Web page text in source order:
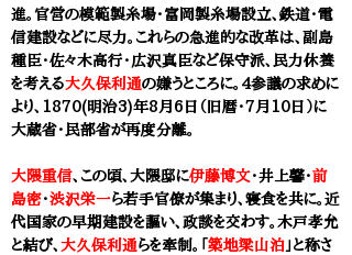
進。官営の模範製糸場・富岡製糸場設立、鉄道・電
信建設などに尽力。これらの急進的な改革は、副島
種臣・佐々木高行・広沢真臣など保守派、民力休養
を考える大久保利通の嫌うところに。 4参議の求めに
より、 1870(明治3)年8月6日（旧暦・7月10日）に
大蔵省・民部省が再度分離。
大隈重信、この頃、大隈邸に伊藤博文・井上馨・前
島密・渋沢栄一ら若手官僚が集まり、寝食を共に。近
代国家の早期建設を謳い、政談を交わす。木戸孝允
と結び、 大久保利通らを牽制。「 築地梁山泊 」と称さ